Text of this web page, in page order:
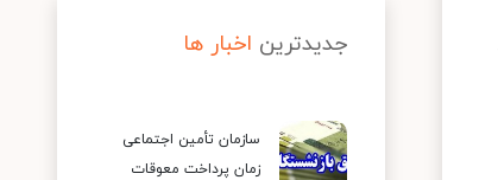
جدیدترین اخبار ها
سازمان تأمین اجتماعی
زمان پرداخت معوقات